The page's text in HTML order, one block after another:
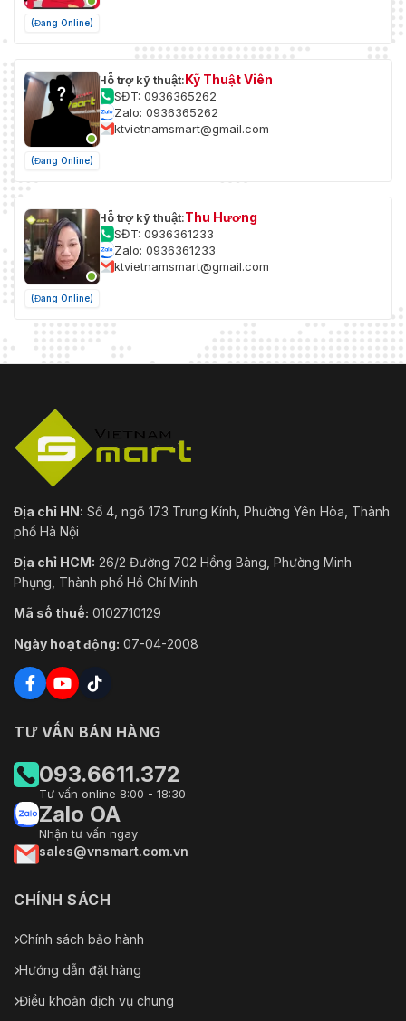
(Đang Online)
(Đang Online)
Hỗ trợ kỹ thuật:Kỹ Thuật Viên
SĐT: 0936365262
Zalo: 0936365262
ktvietnamsmart@gmail.com
(Đang Online)
Hỗ trợ kỹ thuật:Thu Hương
SĐT: 0936361233
Zalo: 0936361233
ktvietnamsmart@gmail.com
Địa chỉ HN: Số 4, ngõ 173 Trung Kính, Phường Yên Hòa, Thành
phố Hà Nội
Địa chỉ HCM: 26/2 Đường 702 Hồng Bàng, Phường Minh
Phụng, Thành phố Hồ Chí Minh
Mã số thuế: 0102710129
Ngày hoạt động: 07-04-2008
TƯ VẤN BÁN HÀNG
093.6611.372
Tư vấn online 8:00 - 18:30
Zalo OA
Nhận tư vấn ngay
sales@vnsmart.com.vn
CHÍNH SÁCH
Chính sách bảo hành
Hướng dẫn đặt hàng
Điều khoản dịch vụ chung